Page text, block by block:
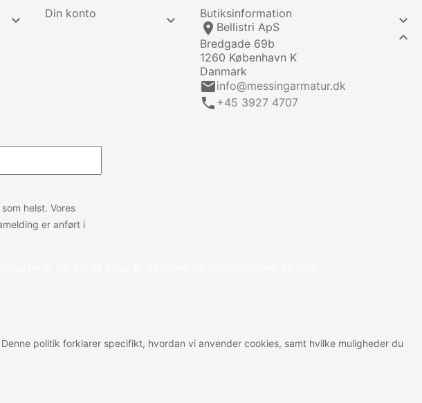
 Din konto  Butiksinformation


location_on Bellistri ApS
Bredgade 69b
1260 København K
Danmark
emailinfo@messingarmatur.dk
call +45 3927 4707
helst. Vores
er anført i
politik forklarer specifikt, hvordan vi anvender cookies, samt hvilke muligheder du